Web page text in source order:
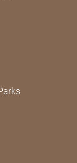
profile
YouTube profile
Twitter
Romagna